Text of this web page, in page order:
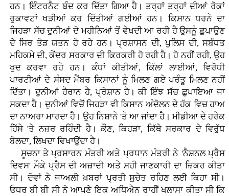
ਹਨ। ਇੰਟਰਨੈਟ ਬੰਦ ਕਰ ਦਿੱਤਾ ਗਿਆ ਹੈ। ਤਰ੍ਹਾਂ ਤਰ੍ਹਾਂ ਦੀਆਂ ਰੋਕਾਂ
ਰੁਕਾਵਟਾਂ ਖੜੀਆਂ ਕਰ ਦਿੱਤੀਆਂ ਗਈਆਂ ਹਨ। ਕਿਸਾਨ ਧਰਨੇ ਦਾ
ਜਿਹੜਾ ਸੱਚ ਦੁਨੀਆਂ ਦੋ ਮਹੀਨਿਆਂ ਤੋਂ ਵੇਖਦੀ ਆ ਰਹੀ ਹੈ ਉਸਨੂੰ ਛੁਪਾਉਣ
ਦੇ ਸਿਰ ਤੋੜ ਯਤਨ ਹੋ ਰਹੇ ਹਨ। ਪ੍ਰਸ਼ਾਸਨ ਦੀ, ਪੁਲਿਸ ਦੀ, ਸਬੰਧਤ
ਮਹਿਕਮੇ ਦੀ, ਕੇਂਦਰ ਸਰਕਾਰ ਦੀ ਕਿਰਕਰੀ ਹੋ ਰਹੀ ਹੈ। ਹੋ ਨਹੀਂ ਰਹੀ, ਉਹ
ਖੁਦ ਕਰਵਾ ਰਹੇ ਹਨ। ਕੰਧਾਂ ਕੀਤੀਆਂ, ਕਿੱਲਾਂ ਲਾਈਆਂ, ਵਿਰੋਧੀ
ਪਾਰਟੀਆਂ ਦੇ ਸੰਸਦ ਮੈਂਬਰ ਕਿਸਾਨਾਂ ਨੂੰ ਮਿਲਣ ਗਏ ਪਰੰਤੂ ਮਿਲਣ ਨਹੀਂ
ਦਿੱਤਾ। ਦੁਨੀਆਂ ਹੈਰਾਨ ਹੈ, ਪ੍ਰੇਸ਼ਾਨ ਹੈ। ਕੀ ਇੰਝ ਸੱਚ ਛੁਪਾਇਆ ਜਾ
ਸਕਦਾ ਹੈ। ਦੁਨੀਆਂ ਵਿਚੋਂ ਜਿਹੜਾ ਵੀ ਕਿਸਾਨ ਅੰਦੋਲਨ ਦੇ ਹੱਕ ਵਿਚ ਹਾਅ
ਦਾ ਨਾਅਰਾ ਮਾਰਦਾ ਹੈ। ਉਹ ਨਿਸ਼ਾਨੇ 'ਤੇ ਆ ਜਾਂਦਾ ਹੈ। ਮੀਡੀਆ ਦੇ ਹਰੇਕ
ਹਿੱਸੇ 'ਤੇ ਨਜ਼ਰ ਰਹਿੰਦੀ ਹੈ। ਕੌਣ, ਕਿਹੜਾ, ਕਿੱਥੇ ਸਰਕਾਰ ਦੇ ਵਿਰੁੱਧ
ਬੋਲਦਾ, ਲਿਖਦਾ ਵਿਖਾਉਂਦਾ ਹੈ।
ਸੂਚਨਾ ਤੇ ਪ੍ਰਸਾਰਨ ਮੰਤਰੀ ਅਤੇ ਪ੍ਰਧਾਨ ਮੰਤਰੀ ਨੇ 'ਨੈਸ਼ਨਲ ਪ੍ਰੈਸ
ਦਿਵਸ' ਮੌਕੇ ਪ੍ਰੈਸ ਦੀ ਅਜ਼ਾਦੀ ਅਤੇ ਸਹੀ ਜਾਣਕਾਰੀ ਦਾ ਜ਼ਿਕਰ ਕੀਤਾ
ਸੀ। ਦੋਵਾਂ ਨੇ ਜਾਅਲੀ ਖ਼ਬਰਾਂ ਪ੍ਰਤੀ ਸੁਚੇਤ ਰਹਿਣ ਲਈ ਕਿਹਾ ਸੀ।
ਓਧਰ ਬੀ ਬੀ ਸੀ ਨੇ ਆਪਣੇ ਇਕ ਅਧਿਐਨ ਰਾਹੀਂ ਖਲਾਸਾ ਕੀਤਾ ਸੀ ਕਿ